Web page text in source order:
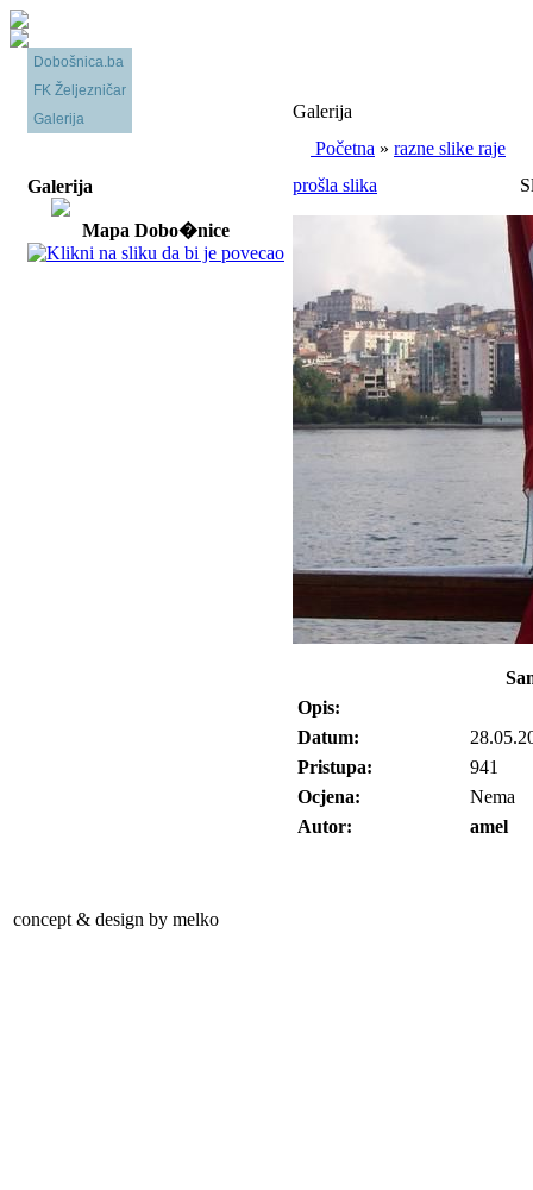
Dobošnica.ba
FK Željezničar
Galerija
Galerija
Mapa Dobo�nice
Galerija
Početna » razne slike raje
prošla slika
Opis:
Datum:
Pristupa:
941
Ocjena:
Nema
Autor:
amel
concept & design by melko